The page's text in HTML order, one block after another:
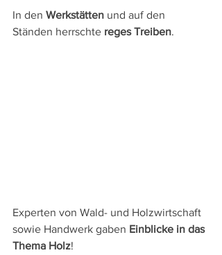
In den Werkstätten und auf den
Ständen herrschte reges Treiben.
Experten von Wald- und Holzwirtschaft
sowie Handwerk gaben Einblicke in das
Thema Holz!